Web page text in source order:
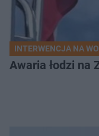
INTERWENCJA NA
Awaria łodzi na